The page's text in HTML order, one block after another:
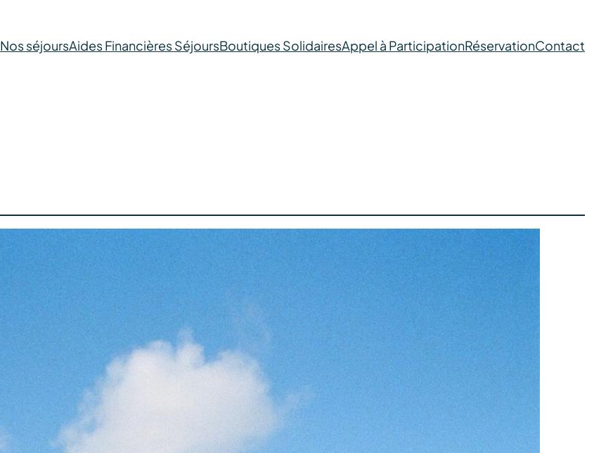
Nos séjoursAides Financières SéjoursBoutiques SolidairesAppel à ParticipationRéservationContact